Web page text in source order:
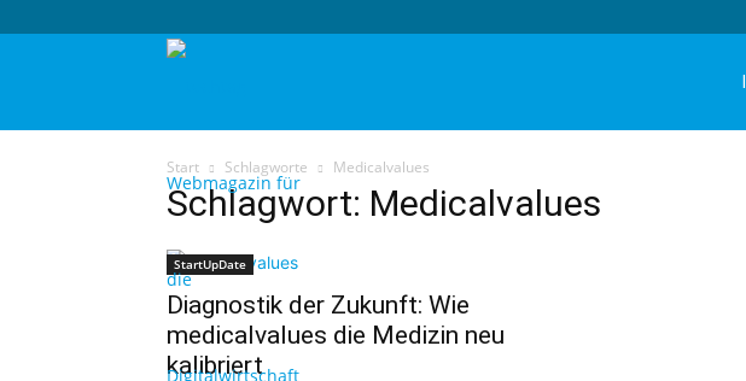
Start Schlagworte Medicalvalues
Schlagwort: Medicalvalues
StartUpDate
Diagnostik der Zukunft: Wie
medicalvalues die Medizin neu
kalibriert